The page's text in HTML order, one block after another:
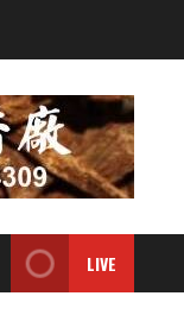
LIVE